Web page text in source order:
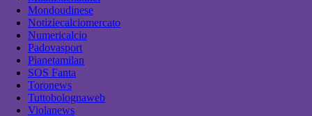
Mondoudinese
Notiziecalciomercato
Numericalcio
Padovasport
Pianetamilan
SOS Fanta
Toronews
Tuttobolognaweb
Violanews